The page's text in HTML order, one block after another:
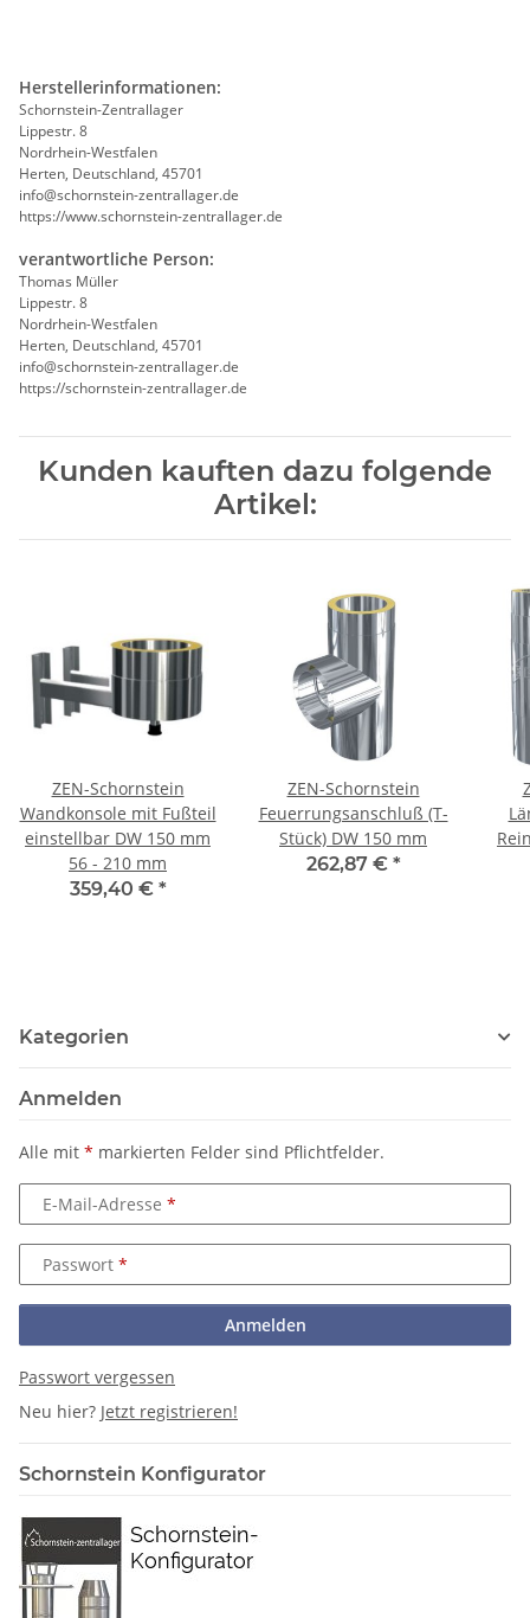
Herstellerinformationen:
Schornstein-Zentrallager
Lippestr. 8
Nordrhein-Westfalen
Herten, Deutschland, 45701
info@schornstein-zentrallager.de
https://www.schornstein-zentrallager.de
verantwortliche Person:
Thomas Müller
Lippestr. 8
Nordrhein-Westfalen
Herten, Deutschland, 45701
info@schornstein-zentrallager.de
https://schornstein-zentrallager.de
Kunden kauften dazu folgende
Artikel:
ZEN-Schornstein
Wandkonsole mit Fußteil
einstellbar DW 150 mm
56 - 210 mm
359,40 € *
ZEN-Schornstein
Feuerrungsanschluß (T-
Stück) DW 150 mm
262,87 € *
Kategorien
Anmelden
Alle mit * markierten Felder sind Pflichtfelder.
E-Mail-Adresse
Passwort
Anmelden
Passwort vergessen
Neu hier? Jetzt registrieren!
Schornstein Konfigurator